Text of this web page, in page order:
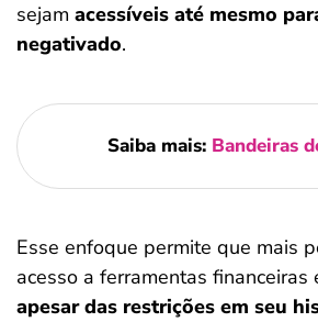
sejam acessíveis até mesmo
negativado.
Saiba mais: Bandeiras
Esse enfoque permite que mais
acesso a ferramentas financeiras
apesar das restrições em seu